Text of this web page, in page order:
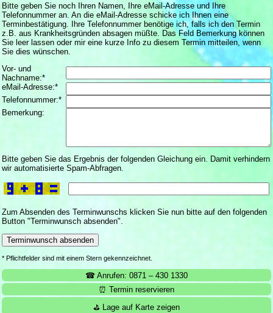
Bitte geben Sie noch Ihren Namen, Ihre eMail-Adresse und Ihre
Telefonnummer an. An die eMail-Adresse schicke ich Ihnen eine
Terminbestätigung. Ihre Telefonnummer benötige ich, falls ich den Termin
z.B. aus Krankheitsgründen absagen müßte. Das Feld Bemerkung können
Sie leer lassen oder mir eine kurze Info zu diesem Termin mitteilen, wenn
Sie dies wünschen.
Vor- und
Nachname:*
eMail-Adresse:*
Telefonnummer:*
Bemerkung:
Bitte geben Sie das Ergebnis der folgenden Gleichung ein. Damit verhindern
wir automatisierte Spam-Abfragen.
Zum Absenden des Terminwunschs klicken Sie nun bitte auf den folgenden
Button "Terminwunsch absenden".
* Pflichtfelder sind mit einem Stern gekennzeichnet.
☎ Anrufen: 0871 – 430 1330
⏰ Termin reservieren
⛳ Lage auf Karte zeigen